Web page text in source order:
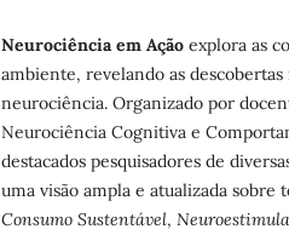
Neurociência em Ação explora as
ambiente, revelando as
neurociência. Organizado por
Neurociência Cognitiva e
destacados pesquisadores de
uma visão ampla e atualizada sobre
Consumo Sustentável,